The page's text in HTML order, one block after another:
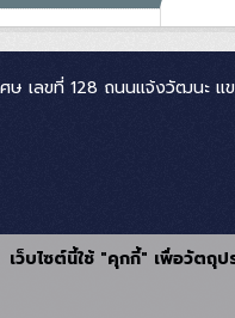
ษ เลขที่ 128 ถนนแจ้งวัฒนะ แ
เว็บไซต์นี้ใช้ "คุกกี้" เพื่อวัตถุ